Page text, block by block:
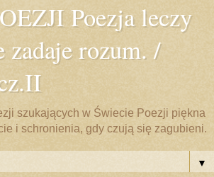
Poezja leczy
zadaje rozum. /
szukających w Świecie Poezji piękna
i schronienia, gdy czują się zagubieni.
▼